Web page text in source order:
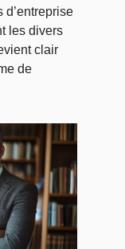
d’entreprise
les divers
clair
de